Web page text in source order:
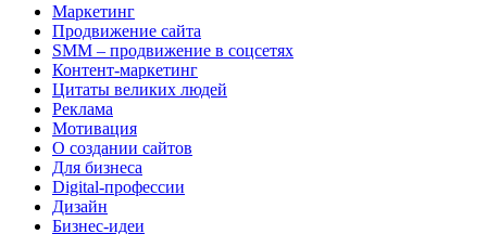
Маркетинг
Продвижение сайта
SMM – продвижение в соцсетях
Контент-маркетинг
Цитаты великих людей
Реклама
Мотивация
О создании сайтов
Для бизнеса
Digital-профессии
Дизайн
Бизнес-идеи